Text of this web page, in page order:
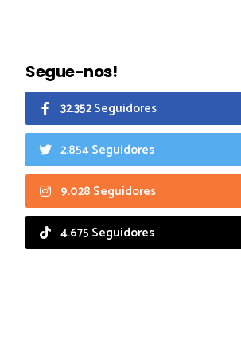
Segue-nos!
32.352 Seguidores
2.854 Seguidores
9.028 Seguidores
4.675 Seguidores